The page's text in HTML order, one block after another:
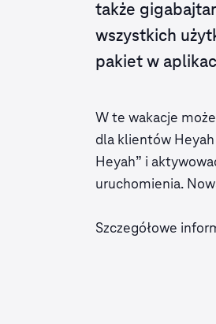
także
wszystkich
pakiet w
W te wakacje
dla klientów Heyah
Heyah” i
uruchomienia.
Szczegółowe